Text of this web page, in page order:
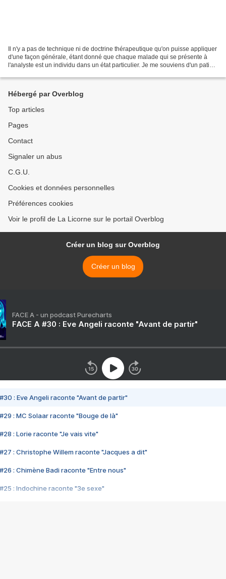
Il n'y a pas de technique ni de doctrine thérapeutique qu'on puisse appliquer
d'une façon générale, étant donné que chaque malade qui se présente à
l'analyste est un individu dans un état particulier. Je me souviens d'un patient
Hébergé par Overblog
Top articles
Pages
Contact
Signaler un abus
C.G.U.
Cookies et données personnelles
Préférences cookies
Voir le profil de La Licorne sur le portail Overblog
Créer un blog sur Overblog
Créer un blog
FACE A - un podcast Purecharts
FACE A #30 : Eve Angeli raconte "Avant de partir"
#30 : Eve Angeli raconte "Avant de partir"
#29 : MC Solaar raconte "Bouge de là"
#28 : Lorie raconte "Je vais vite"
#27 : Christophe Willem raconte "Jacques a dit"
#26 : Chimène Badi raconte "Entre nous"
#25 : Indochine raconte "3e sexe"